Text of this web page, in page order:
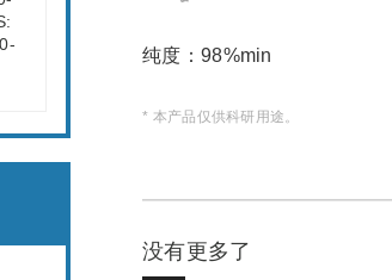
纯度：98%min
* 本产品仅供科研用途。
没有更多了